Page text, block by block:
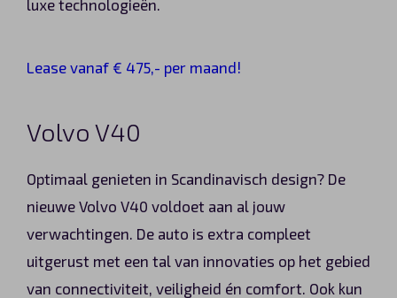
luxe technologieën.
Lease vanaf € 475,- per maand!
Volvo V40
Optimaal genieten in Scandinavisch design? De
nieuwe Volvo V40 voldoet aan al jouw
verwachtingen. De auto is extra compleet
uitgerust met een tal van innovaties op het gebied
van connectiviteit, veiligheid én comfort. Ook kun